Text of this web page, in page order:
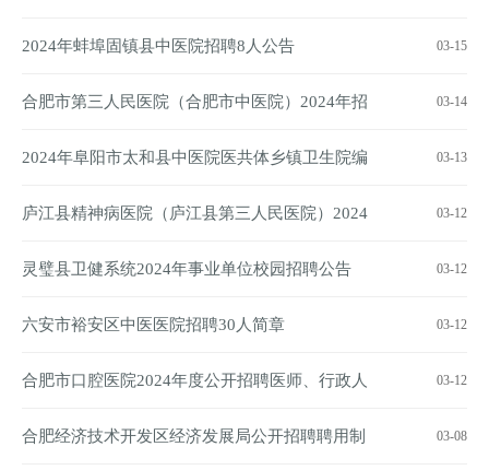
2024年蚌埠固镇县中医院招聘8人公告 03-15
合肥市第三人民医院（合肥市中医院）2024年招
聘急需紧缺工作人员公告
03-14
2024年阜阳市太和县中医院医共体乡镇卫生院编
外招聘29人公告
03-13
庐江县精神病医院（庐江县第三人民医院）2024
年校园招聘公告
03-12
灵璧县卫健系统2024年事业单位校园招聘公告 03-12
六安市裕安区中医医院招聘30人简章 03-12
合肥市口腔医院2024年度公开招聘医师、行政人
员54人公告
03-12
合肥经济技术开发区经济发展局公开招聘聘用制 03-08